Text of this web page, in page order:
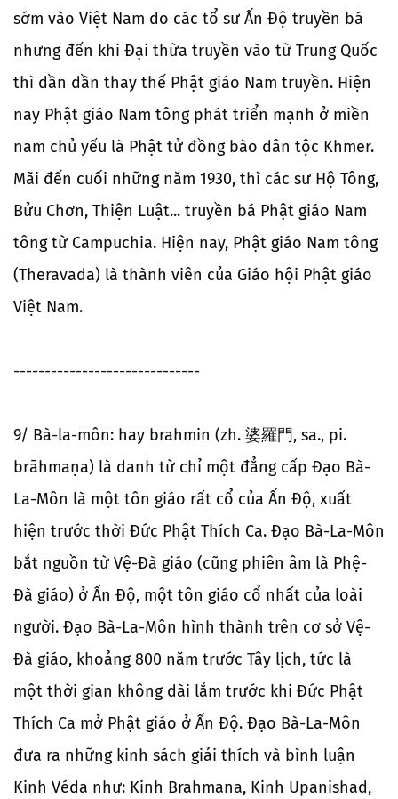
sớm vào Việt Nam do các tổ sư Ấn Độ truyền bá
nhưng đến khi Đại thừa truyền vào từ Trung Quốc
thì dần dần thay thế Phật giáo Nam truyền. Hiện
nay Phật giáo Nam tông phát triển mạnh ở miền
nam chủ yếu là Phật tử đồng bào dân tộc Khmer.
Mãi đến cuối những năm 1930, thì các sư Hộ Tông,
Bửu Chơn, Thiện Luật... truyền bá Phật giáo Nam
tông từ Campuchia. Hiện nay, Phật giáo Nam tông
(Theravada) là thành viên của Giáo hội Phật giáo
Việt Nam.
------------------------------
9/ Bà-la-môn: hay brahmin (zh. 婆羅門, sa., pi.
brāhmaṇa) là danh từ chỉ một đẳng cấp Đạo Bà-
La-Môn là một tôn giáo rất cổ của Ấn Độ, xuất
hiện trước thời Đức Phật Thích Ca. Đạo Bà-La-Môn
bắt nguồn từ Vệ-Đà giáo (cũng phiên âm là Phệ-
Đà giáo) ở Ấn Độ, một tôn giáo cổ nhất của loài
người. Đạo Bà-La-Môn hình thành trên cơ sở Vệ-
Đà giáo, khoảng 800 năm trước Tây lịch, tức là
một thời gian không dài lắm trước khi Đức Phật
Thích Ca mở Phật giáo ở Ấn Độ. Đạo Bà-La-Môn
đưa ra những kinh sách giải thích và bình luận
Kinh Véda như: Kinh Brahmana, Kinh Upanishad,